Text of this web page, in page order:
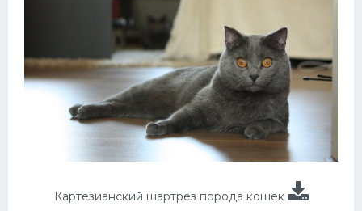
Картезианский шартрез порода кошек